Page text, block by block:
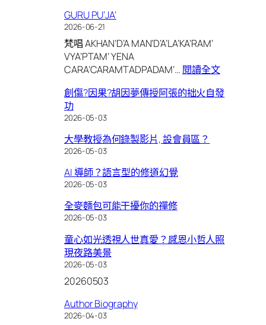
違
反
「道
法
自
過」
GURU PU’JA’
2026-06-21
梵唱 AKHAN’D’A MAN’D’A’LA’KA’RAM’
VYA’PTAM’ YENA
CARA’CARAMTADPADAM’… 閱讀全文:
PU’JA’
創傷?因果?胡因夢傳授阿張的拙火自發
功
2026-05-03
大學教授為何錄製影片, 設會員區？
2026-05-03
AI 導師？語言型的修道幻覺
2026-05-03
全麥麵包可能干擾你的禪修
2026-05-03
童心如光透視人世真愛？感恩小哲人照
現夜路美景
2026-05-03
20260503
Author Biography
2026-04-03